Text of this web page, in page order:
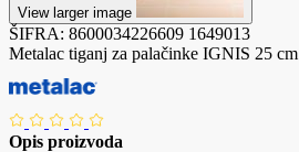
View larger image
ŠIFRA: 8600034226609 1649013
Metalac tiganj za palačinke IGNIS 25 cm
Opis proizvoda